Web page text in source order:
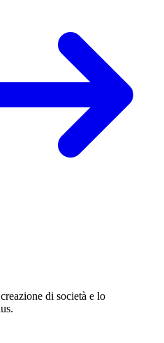
di società e lo